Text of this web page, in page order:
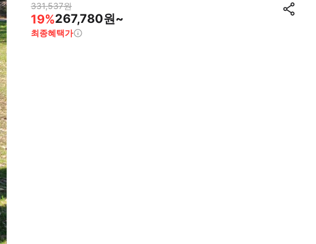
331,537원
19%267,780원~
최종혜택가